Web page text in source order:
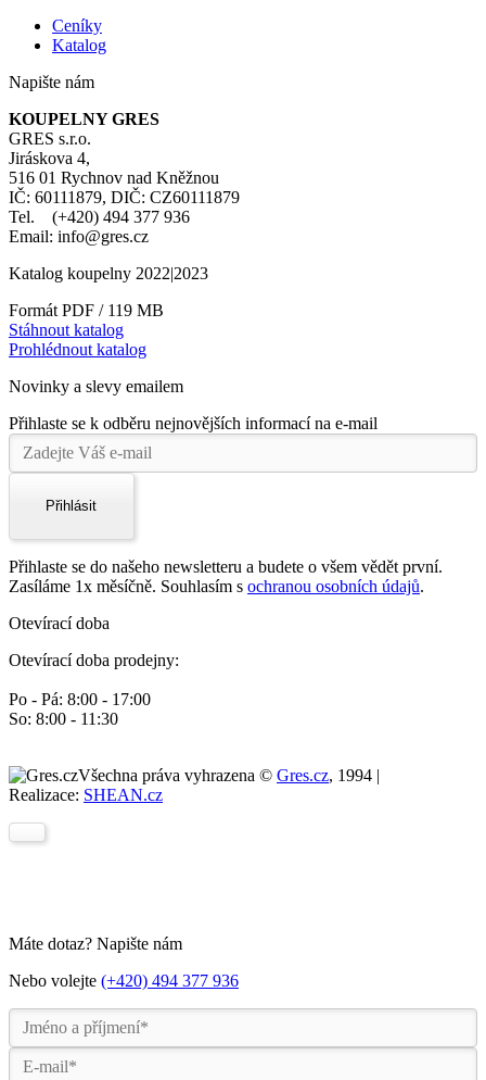
Ceníky
Katalog
Napište nám
KOUPELNY GRES
GRES s.r.o.
Jiráskova 4,
516 01 Rychnov nad Kněžnou
IČ: 60111879, DIČ: CZ60111879
Tel. (+420) 494 377 936
Email: info@gres.cz
Katalog koupelny 2022|2023
Formát PDF / 119 MB
Stáhnout katalog
Prohlédnout katalog
Novinky a slevy emailem
Přihlaste se k odběru nejnovějších informací na e-mail
Přihlásit
Přihlaste se do našeho newsletteru a budete o všem vědět první.
Zasíláme 1x měsíčně. Souhlasím s ochranou osobních údajů.
Otevírací doba
Otevírací doba prodejny:
Po - Pá: 8:00 - 17:00
So: 8:00 - 11:30
Všechna práva vyhrazena © Gres.cz, 1994 |
Realizace: SHEAN.cz
Máte dotaz? Napište nám
Nebo volejte (+420) 494 377 936